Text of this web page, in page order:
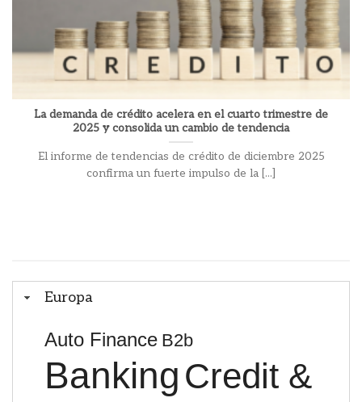
Europa
Auto Finance B2b
Banking Credit &
La demanda de crédito acelera en el cuarto trimestre de
2025 y consolida un cambio de tendencia
El informe de tendencias de crédito de diciembre 2025
confirma un fuerte impulso de la [...]